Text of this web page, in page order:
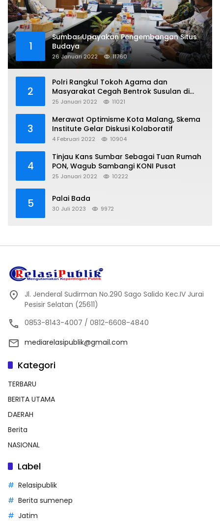
1
Sumbar Upayakan Pengembangan Situs
Budaya
26 Januari 2022 11760
2
Polri Rangkul Tokoh Agama dan
Masyarakat Cegah Bentrok Susulan di
Sorong
25 Januari 2022 11021
3
Merawat Optimisme Kota Malang, Skema
Institute Gelar Diskusi Kolaboratif
4 Februari 2022 10904
4
Tinjau Kans Sumbar Sebagai Tuan Rumah
PON, Wagub Sambangi KONI Pusat
25 Januari 2022 10222
5 Palai Bada
30 Juli 2023 9972
Jl. Jenderal Sudirman No.290 Sago Salido Kec.IV Jurai
Pesisir Selatan (25611)
0853-8143-4007 / 0812-6608-4840
mediarelasipublik@gmail.com
Kategori
TERBARU
BERITA UTAMA
DAERAH
Berita
NASIONAL
Label
Relasipublik
Berita sumenep
Jatim